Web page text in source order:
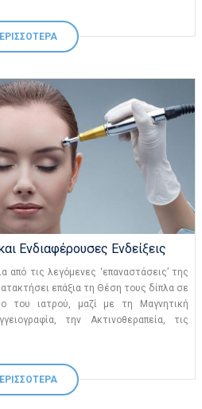
Ενδιαφέρουσες Ενδείξεις
από τις λεγόμενες ‘επαναστάσεις’ της
επάξια τη Θέση τους δίπλα σε
του ιατρού, μαζί με τη Μαγνητική
την Ακτινοθεραπεία, τις